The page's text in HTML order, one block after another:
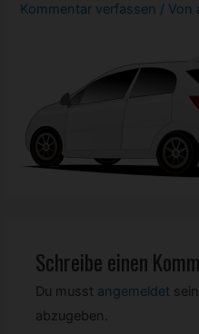
Kommentar verfassen / Von
Schreibe einen
Du musst angemeldet
abzugeben.